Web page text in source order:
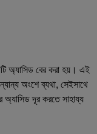
অ্যাসিড বের করা হয়। এই
অংশে ব্যথা, সেইসাথে
অ্যাসিড দূর করতে সাহায্য